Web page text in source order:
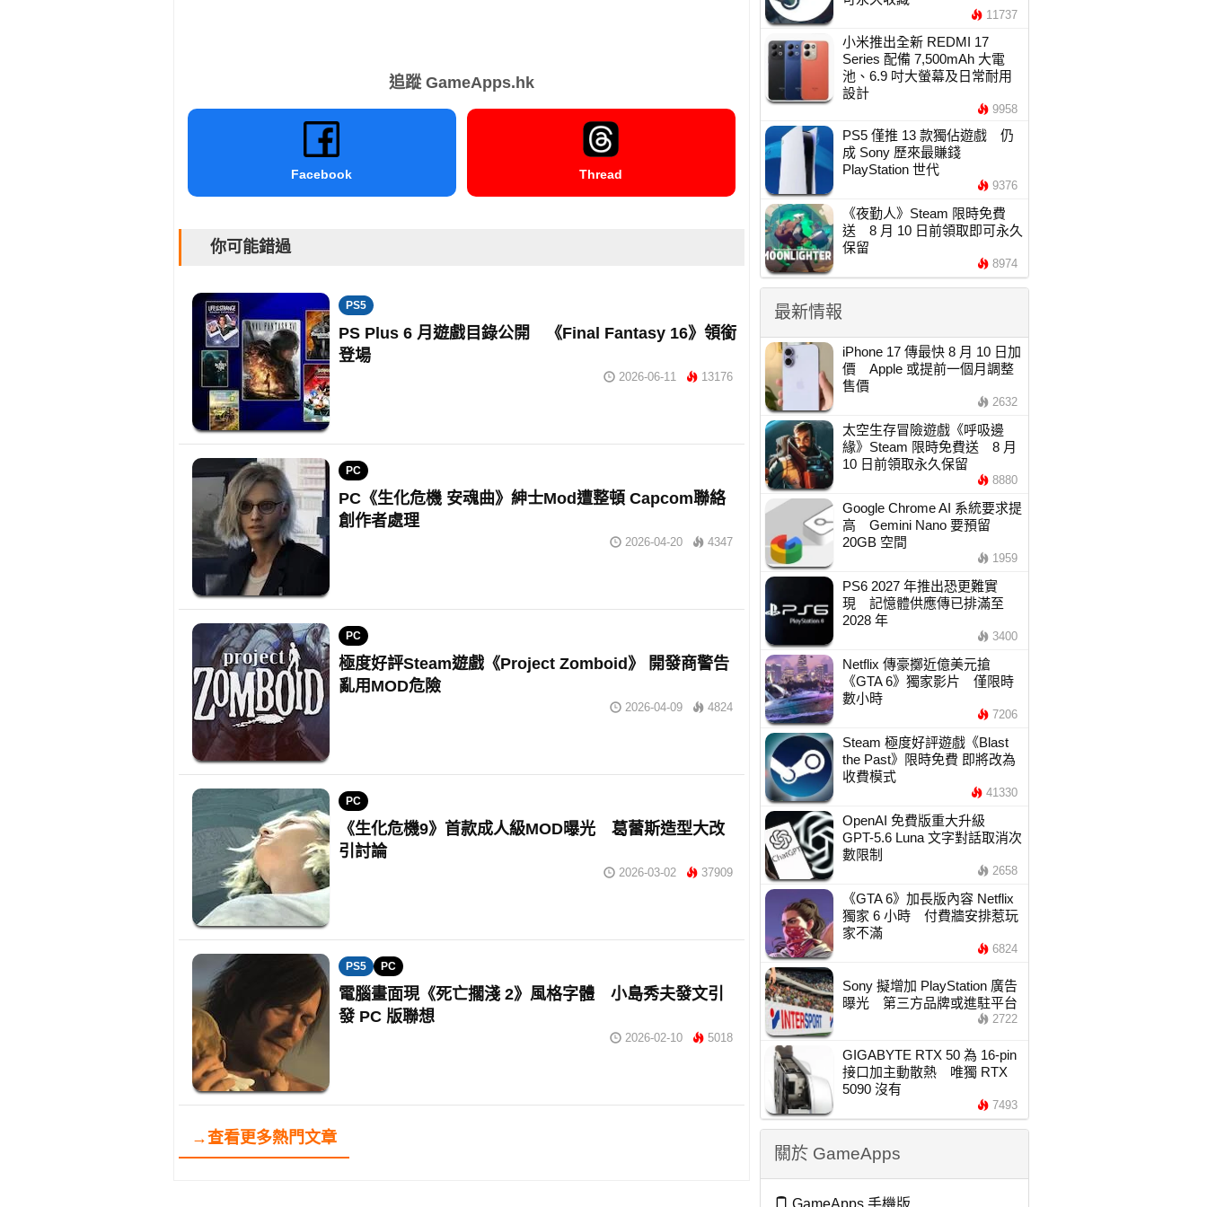
追蹤 GameApps.hk
Facebook Thread
你可能錯過
PS5
PS Plus 6 月遊戲目錄公開 《Final Fantasy 16》領銜
登場
2026-06-11 13176
PC
PC《生化危機 安魂曲》紳士Mod遭整頓 Capcom聯絡
創作者處理
2026-04-20 4347
PC
極度好評Steam遊戲《Project Zomboid》 開發商警告
亂用MOD危險
2026-04-09 4824
PC
《生化危機9》首款成人級MOD曝光 葛蕾斯造型大改
引討論
2026-03-02 37909
PS5 PC
電腦畫面現《死亡擱淺 2》風格字體 小島秀夫發文引
發 PC 版聯想
2026-02-10 5018
→查看更多熱門文章
11737
小米推出全新 REDMI 17
Series 配備 7,500mAh 大電
池、6.9 吋大螢幕及日常耐用
設計
9958
PS5 僅推 13 款獨佔遊戲 仍
成 Sony 歷來最賺錢
PlayStation 世代
9376
《夜勤人》Steam 限時免費
送 8 月 10 日前領取即可永久
保留
8974
最新情報
iPhone 17 傳最快 8 月 10 日加
價 Apple 或提前一個月調整
售價
2632
太空生存冒險遊戲《呼吸邊
緣》Steam 限時免費送 8 月
10 日前領取永久保留
8880
Google Chrome AI 系統要求提
高 Gemini Nano 要預留
20GB 空間
1959
PS6 2027 年推出恐更難實
現 記憶體供應傳已排滿至
2028 年
3400
Netflix 傳豪擲近億美元搶
《GTA 6》獨家影片 僅限時
數小時
7206
Steam 極度好評遊戲《Blast
the Past》限時免費 即將改為
收費模式
41330
OpenAI 免費版重大升級
GPT-5.6 Luna 文字對話取消次
數限制
2658
《GTA 6》加長版內容 Netflix
獨家 6 小時 付費牆安排惹玩
家不滿
6824
Sony 擬增加 PlayStation 廣告
曝光 第三方品牌或進駐平台
2722
GIGABYTE RTX 50 為 16-pin
接口加主動散熱 唯獨 RTX
5090 沒有
7493
關於 GameApps
GameApps 手機版